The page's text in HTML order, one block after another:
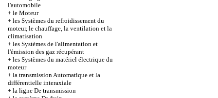
l'automobile
+ le Moteur
+ les Systèmes du refroidissement du
moteur, le chauffage, la ventilation et la
climatisation
+ les Systèmes de l'alimentation et
l'émission des gaz récupérant
+ les Systèmes du matériel électrique du
moteur
+ la transmission Automatique et la
différentielle interaxiale
+ la ligne De transmission